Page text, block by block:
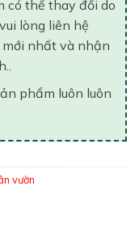
có thể thay đổi do
lòng liên hệ
nhất và nhận
phẩm luôn luôn
vườn